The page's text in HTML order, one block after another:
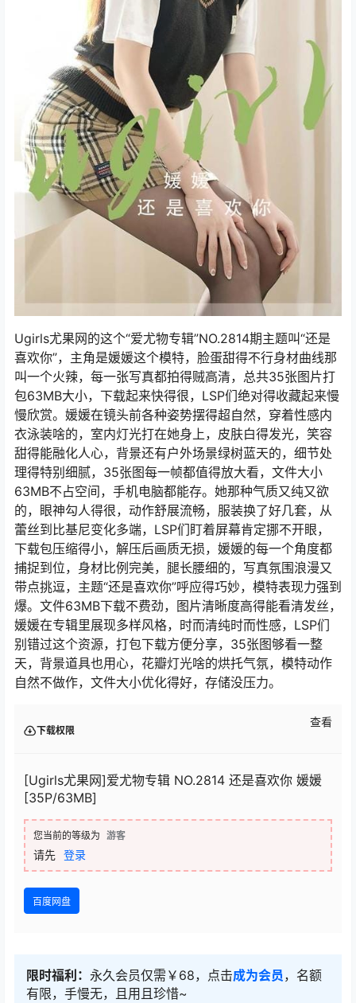
Ugirls尤果网的这个“爱尤物专辑”NO.2814期主题叫“还是
喜欢你”，主角是媛媛这个模特，脸蛋甜得不行身材曲线那
叫一个火辣，每一张写真都拍得贼高清，总共35张图片打
包63MB大小，下载起来快得很，LSP们绝对得收藏起来慢
慢欣赏。媛媛在镜头前各种姿势摆得超自然，穿着性感内
衣泳装啥的，室内灯光打在她身上，皮肤白得发光，笑容
甜得能融化人心，背景还有户外场景绿树蓝天的，细节处
理得特别细腻，35张图每一帧都值得放大看，文件大小
63MB不占空间，手机电脑都能存。她那种气质又纯又欲
的，眼神勾人得很，动作舒展流畅，服装换了好几套，从
蕾丝到比基尼变化多端，LSP们盯着屏幕肯定挪不开眼，
下载包压缩得小，解压后画质无损，媛媛的每一个角度都
捕捉到位，身材比例完美，腿长腰细的，写真氛围浪漫又
带点挑逗，主题“还是喜欢你”呼应得巧妙，模特表现力强到
爆。文件63MB下载不费劲，图片清晰度高得能看清发丝，
媛媛在专辑里展现多样风格，时而清纯时而性感，LSP们
别错过这个资源，打包下载方便分享，35张图够看一整
天，背景道具也用心，花瓣灯光啥的烘托气氛，模特动作
自然不做作，文件大小优化得好，存储没压力。
下载权限
查看
[Ugirls尤果网]爱尤物专辑 NO.2814 还是喜欢你 媛媛
[35P/63MB]
您当前的等级为 游客
请先 登录
百度网盘
限时福利： 永久会员仅需￥68，点击成为会员，名额
有限，手慢无，且用且珍惜~